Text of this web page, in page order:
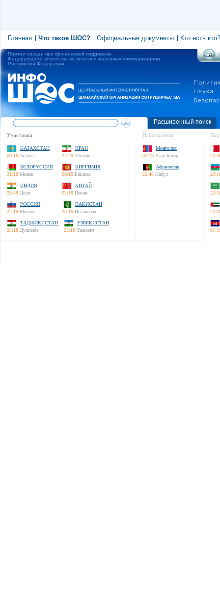
Главная Что такое ШОС? Официальные документы Кто есть кто?
Портал создан при финансовой поддержке
Федерального агентства по печати и массовым коммуникациям
Российской Федерации
Расширенный поиск
Участники:
КАЗАХСТАН
00:18 Астана
ИРАН
22:48 Тегеран
БЕЛОРУССИЯ
21:18 Минск
КИРГИЗИЯ
00:18 Бишкек
ИНДИЯ
23:48 Дели
КИТАЙ
02:18 Пекин
РОССИЯ
22:18 Москва
ПАКИСТАН
23:18 Исламабад
ТАДЖИКИСТАН
23:18 Душанбе
УЗБЕКИСТАН
23:18 Ташкент
Наблюдатели:
Монголия
02:18 Улан-Батор
Афганистан
22:48 Кабул